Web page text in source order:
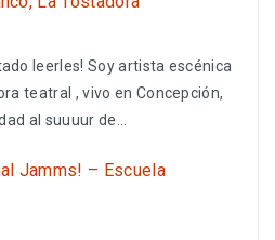
leerles! Soy artista escénica
teatral , vivo en Concepción,
al suuuur de…
Jamms! – Escuela